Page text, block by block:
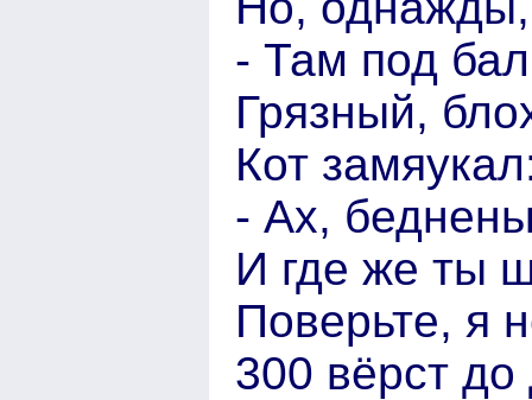
- Там под
Грязный,
Кот
- Ах,
И где же ты
Поверьте, я
300 вёрст